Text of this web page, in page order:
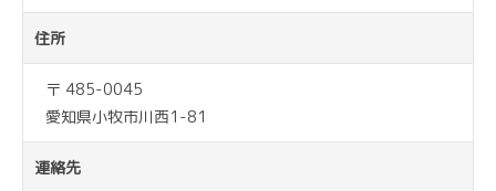
住所
〒 485-0045
愛知県小牧市川西1-81
連絡先